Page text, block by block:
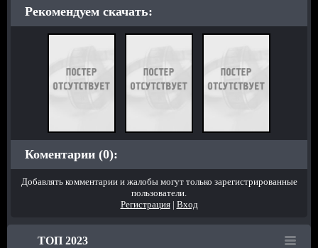
Рекомендуем скачать:
Коментарии (0):
Добавлять комментарии и жалобы могут только зарегистрированные
пользователи.
Регистрация| Вход
ТОП 2023